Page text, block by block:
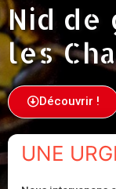
Nid de
les
Découvrir !
UNE